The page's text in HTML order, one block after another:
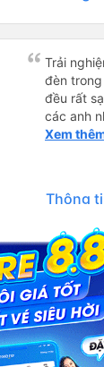
lái xe
tôi cũng
chúng tôi
buýt. Tôi
lập tức
đã tìm
tôi trả lại
Trải
đèn
đều rất
các anh
chuyển
Xem
Thông
Tôi là
xử của
Hàn
Việt
bình luận
lắng vô
Xem